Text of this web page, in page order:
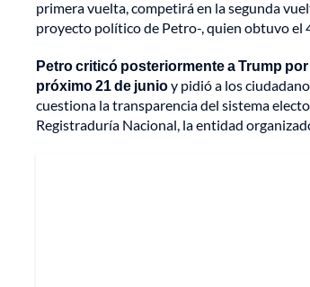
primera vuelta, competirá en la segunda
proyecto político de Petro-, quien obtuvo el
Petro criticó posteriormente a Trump
próximo 21 de junioy pidió a los
cuestiona la transparencia del sistema
Registraduría Nacional, la entidad